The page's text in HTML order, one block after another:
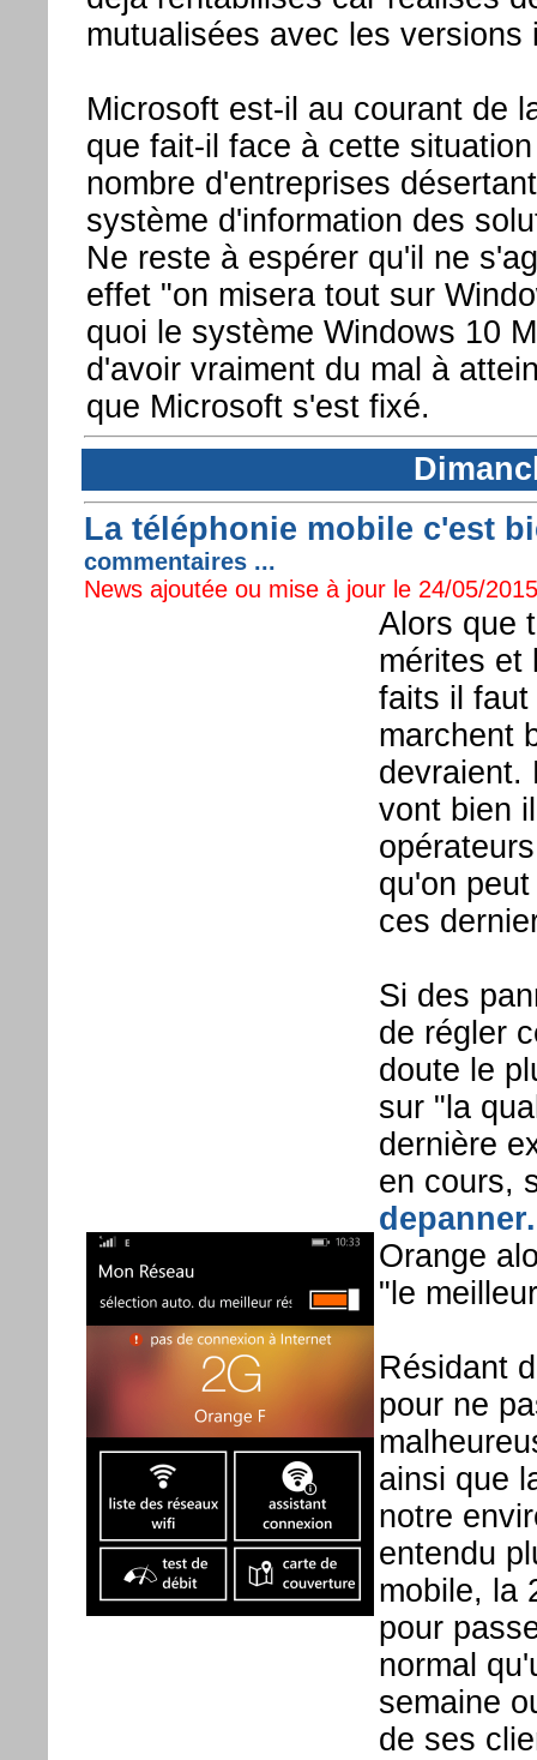
mutualisées avec les versions
Microsoft est-il au courant de
que fait-il face à cette
nombre d'entreprises
système d'information des
Ne reste à espérer qu'il ne
effet "on misera tout sur
quoi le système Windows 10
d'avoir vraiment du mal à
que Microsoft s'est fixé.
La téléphonie mobile c'est
commentaires ...
News ajoutée ou mise à jour le 24/05/
Alors que
mérites et
faits il faut
marchent
devraient.
vont bien
qu'on
ces
Si des
de régler
doute le
sur "la
dernière
en cours,
Orange
"le
Résidant
pour ne
ainsi que
notre
entendu
mobile, la
pour
normal
semaine
de ses